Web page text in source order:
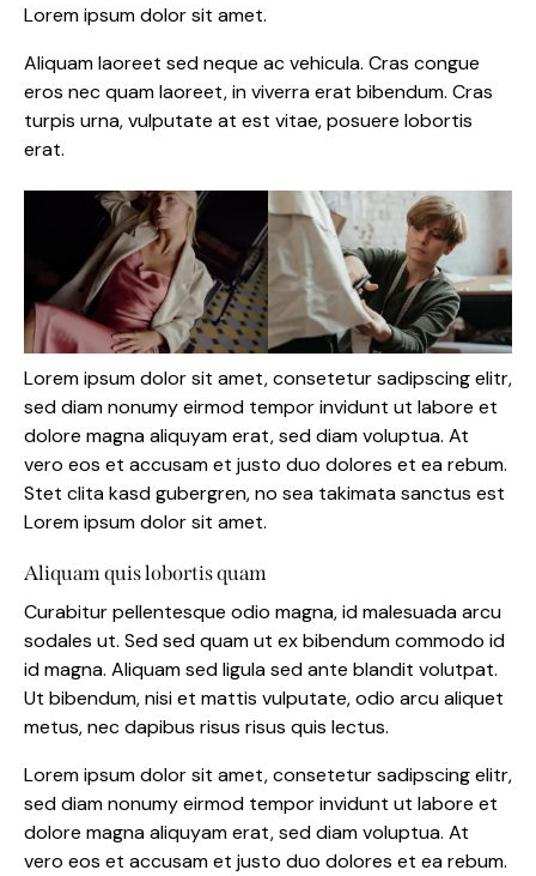
Lorem ipsum dolor sit amet.
Aliquam laoreet sed neque ac vehicula. Cras congue
eros nec quam laoreet, in viverra erat bibendum. Cras
turpis urna, vulputate at est vitae, posuere lobortis
erat.
Lorem ipsum dolor sit amet, consetetur sadipscing elitr,
sed diam nonumy eirmod tempor invidunt ut labore et
dolore magna aliquyam erat, sed diam voluptua. At
vero eos et accusam et justo duo dolores et ea rebum.
Stet clita kasd gubergren, no sea takimata sanctus est
Lorem ipsum dolor sit amet.
Aliquam quis lobortis quam
Curabitur pellentesque odio magna, id malesuada arcu
sodales ut. Sed sed quam ut ex bibendum commodo id
id magna. Aliquam sed ligula sed ante blandit volutpat.
Ut bibendum, nisi et mattis vulputate, odio arcu aliquet
metus, nec dapibus risus risus quis lectus.
Lorem ipsum dolor sit amet, consetetur sadipscing elitr,
sed diam nonumy eirmod tempor invidunt ut labore et
dolore magna aliquyam erat, sed diam voluptua. At
vero eos et accusam et justo duo dolores et ea rebum.